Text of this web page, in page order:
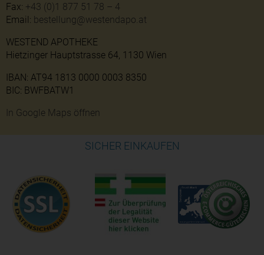
Fax: +43 (0)1 877 51 78 – 4
Email: bestellung@westendapo.at
WESTEND APOTHEKE
Hietzinger Hauptstrasse 64, 1130 Wien
IBAN: AT94 1813 0000 0003 8350
BIC: BWFBATW1
In Google Maps öffnen
SICHER EINKAUFEN